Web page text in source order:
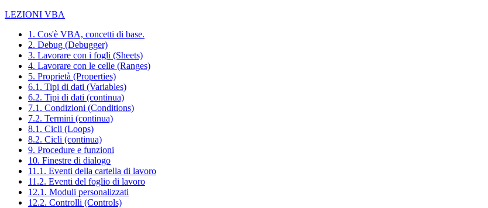
LEZIONI VBA
1. Cos'è VBA, concetti di base.
2. Debug (Debugger)
3. Lavorare con i fogli (Sheets)
4. Lavorare con le celle (Ranges)
5. Proprietà (Properties)
6.1. Tipi di dati (Variables)
6.2. Tipi di dati (continua)
7.1. Condizioni (Conditions)
7.2. Termini (continua)
8.1. Cicli (Loops)
8.2. Cicli (continua)
9. Procedure e funzioni
10. Finestre di dialogo
11.1. Eventi della cartella di lavoro
11.2. Eventi del foglio di lavoro
12.1. Moduli personalizzati
12.2. Controlli (Controls)